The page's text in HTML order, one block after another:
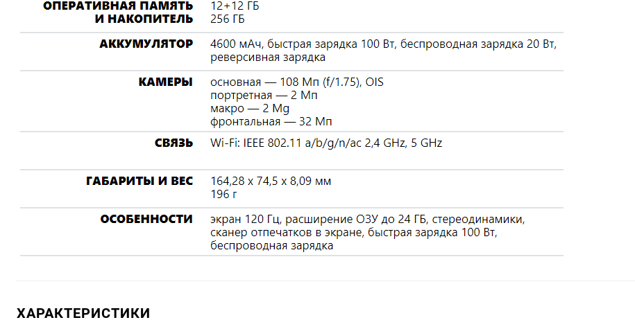
ХАРАКТЕРИСТИКИ